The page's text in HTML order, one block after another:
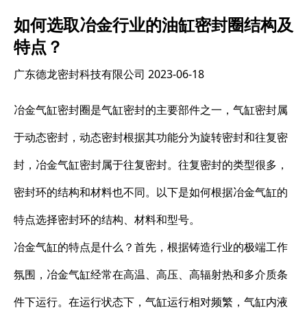
如何选取冶金行业的油缸密封圈结构及
特点？
广东德龙密封科技有限公司 2023-06-18
冶金气缸密封圈是气缸密封的主要部件之一，气缸密封属
于动态密封，动态密封根据其功能分为旋转密封和往复密
封，冶金气缸密封属于往复密封。往复密封的类型很多，
密封环的结构和材料也不同。以下是如何根据冶金气缸的
特点选择密封环的结构、材料和型号。
冶金气缸的特点是什么？首先，根据铸造行业的极端工作
氛围，冶金气缸经常在高温、高压、高辐射热和多介质条
件下运行。在运行状态下，气缸运行相对频繁，气缸内液